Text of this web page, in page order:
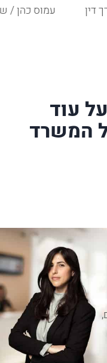
דין
עמוס כהן /
עוד
המשרד